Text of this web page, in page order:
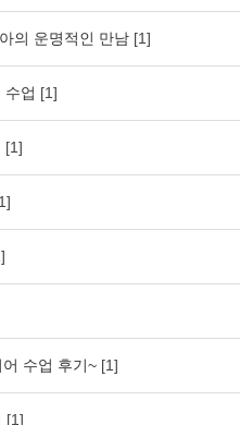
의 운명적인 만남 [1]
수업 [1]
[1]
수업 후기~ [1]
[1]